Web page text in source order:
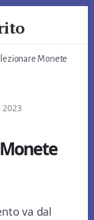
Monete
va dal